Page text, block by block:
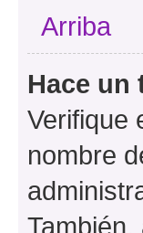
Arriba
Hace un
Verifique
nombre